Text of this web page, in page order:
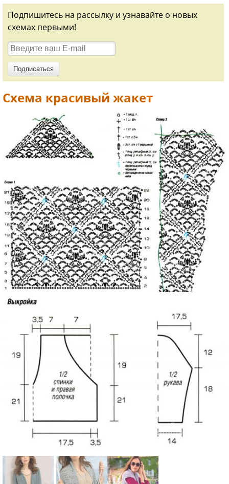
Подпишитесь на рассылку и узнавайте о новых
схемах первыми!
Схема красивый жакет